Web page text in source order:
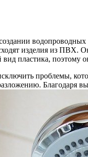
изделия из
пластика, поэтому
проблемы,
Благодаря